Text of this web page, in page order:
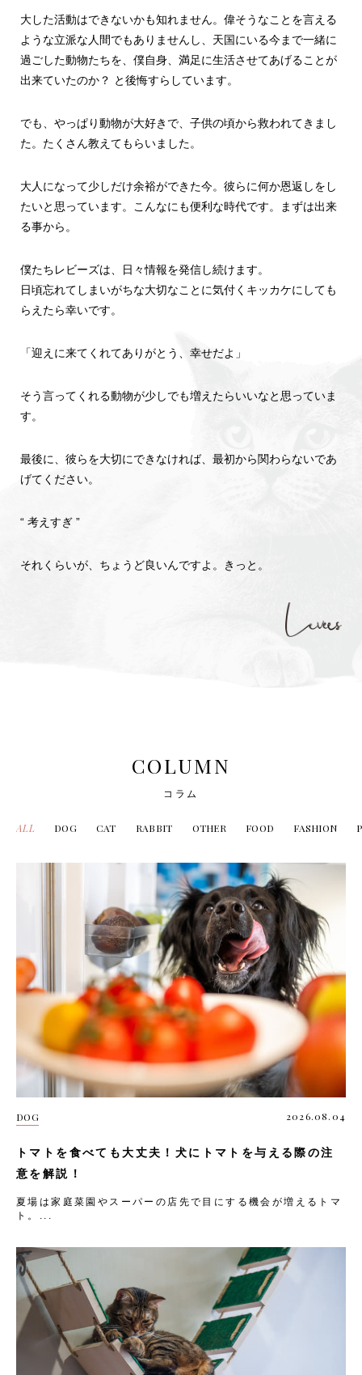
大した活動はできないかも知れません。偉そうなことを言える
ような立派な人間でもありませんし、天国にいる今まで一緒に
過ごした動物たちを、僕自身、満足に生活させてあげることが
出来ていたのか？ と後悔すらしています。
でも、やっぱり動物が大好きで、子供の頃から救われてきまし
た。たくさん教えてもらいました。
大人になって少しだけ余裕ができた今。彼らに何か恩返しをし
たいと思っています。こんなにも便利な時代です。まずは出来
る事から。
僕たちレビーズは、日々情報を発信し続けます。
日頃忘れてしまいがちな大切なことに気付くキッカケにしても
らえたら幸いです。
「迎えに来てくれてありがとう、幸せだよ」
そう言ってくれる動物が少しでも増えたらいいなと思っていま
す。
最後に、彼らを大切にできなければ、最初から関わらないであ
げてください。
“ 考えすぎ ”
それくらいが、ちょうど良いんですよ。きっと。
COLUMN
コラム
ALL DOG CAT RABBIT OTHER FOOD FASHION
DOG 2026.08.04
トマトを食べても大丈夫！犬にトマトを与える際の注
意を解説！
夏場は家庭菜園やスーパーの店先で目にする機会が増えるトマ
ト。...